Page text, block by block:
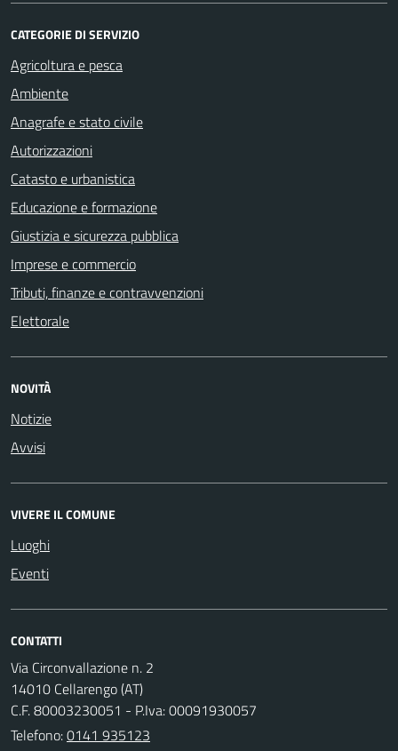
CATEGORIE DI SERVIZIO
Agricoltura e pesca
Ambiente
Anagrafe e stato civile
Autorizzazioni
Catasto e urbanistica
Educazione e formazione
Giustizia e sicurezza pubblica
Imprese e commercio
Tributi, finanze e contravvenzioni
Elettorale
NOVITÀ
Notizie
Avvisi
VIVERE IL COMUNE
Luoghi
Eventi
CONTATTI
Via Circonvallazione n. 2
14010 Cellarengo (AT)
C.F. 80003230051 - P.Iva: 00091930057
Telefono:0141 935123